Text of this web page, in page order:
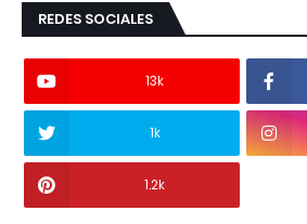
REDES SOCIALES
13k
1k
1.2k